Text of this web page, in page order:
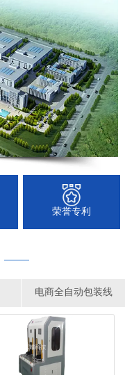
荣誉专利
——
电商全自动包装线